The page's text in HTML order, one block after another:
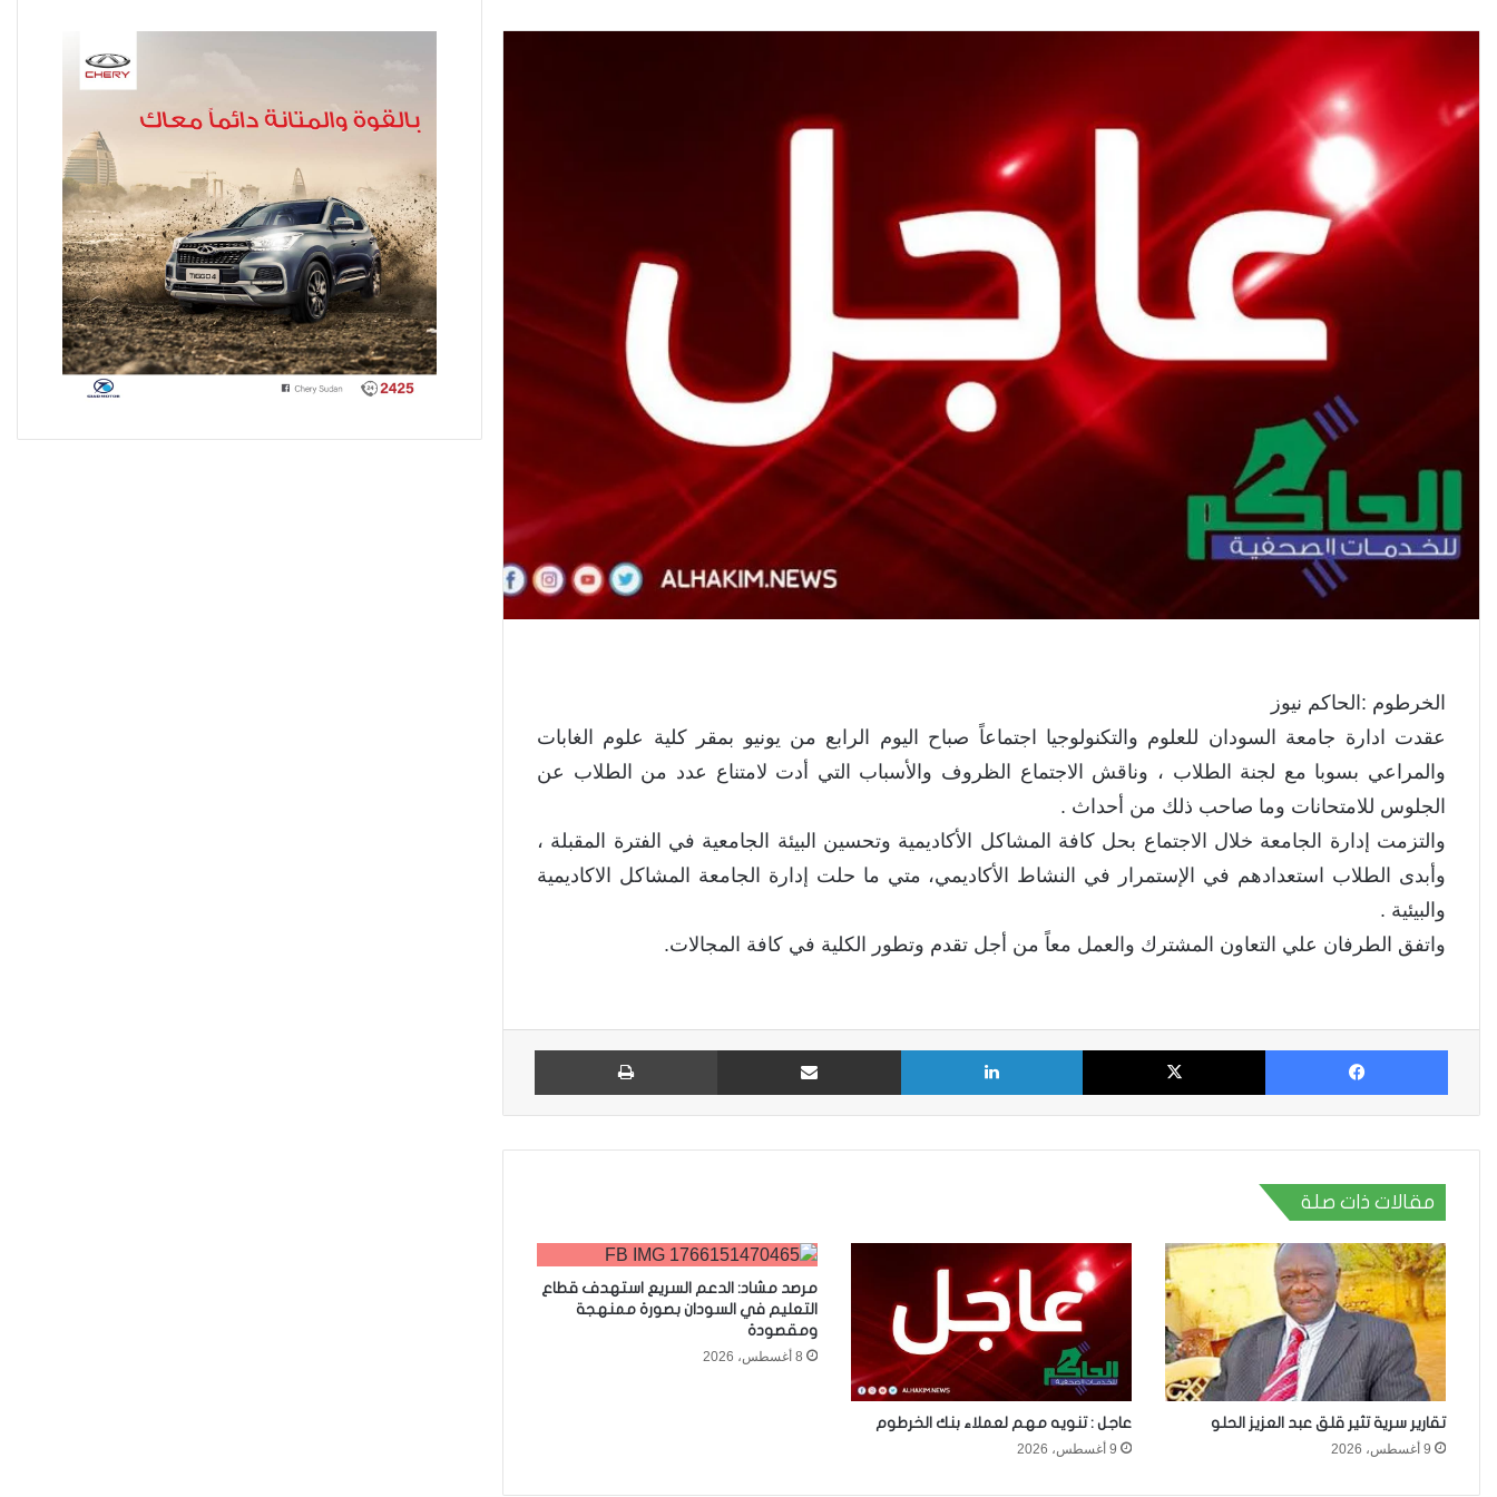
الخرطوم :الحاكم نيوز
عقدت ادارة جامعة السودان للعلوم والتكنولوجيا اجتماعاً صباح اليوم الرابع من يونيو بمقر كلية علوم الغابات
والمراعي بسوبا مع لجنة الطلاب ، وناقش الاجتماع الظروف والأسباب التي أدت لامتناع عدد من الطلاب عن
الجلوس للامتحانات وما صاحب ذلك من أحداث .
والتزمت إدارة الجامعة خلال الاجتماع بحل كافة المشاكل الأكاديمية وتحسين البيئة الجامعية في الفترة المقبلة ،
وأبدى الطلاب استعدادهم في الإستمرار في النشاط الأكاديمي، متي ما حلت إدارة الجامعة المشاكل الاكاديمية
والبيئية .
واتفق الطرفان علي التعاون المشترك والعمل معاً من أجل تقدم وتطور الكلية في كافة المجالات.
فيسبوك X لينكدإن مشاركة عبر البريد طباعة
مقالات ذات صلة
تقارير سرية تثير قلق عبد العزيز الحلو
9 أغسطس، 2026
عاجل : تنويه مهم لعملاء بنك الخرطوم
9 أغسطس، 2026
مرصد مشاد: الدعم السريع استهدف قطاع
التعليم في السودان بصورة ممنهجة
ومقصودة
8 أغسطس، 2026